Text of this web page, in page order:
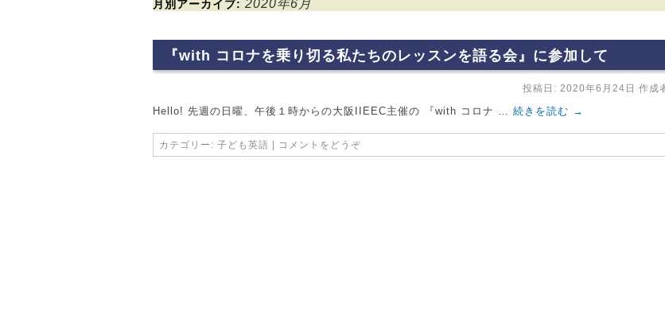
月別アーカイブ: 2020年6月
『with コロナを乗り切る私たちのレッスンを語る会』に参加して
投稿日: 2020年6月24日 作成
Hello! 先週の日曜、午後１時からの大阪IIEEC主催の 『with コロナ … 続きを読む →
カテゴリー: 子ども英語 コメントをどうぞ